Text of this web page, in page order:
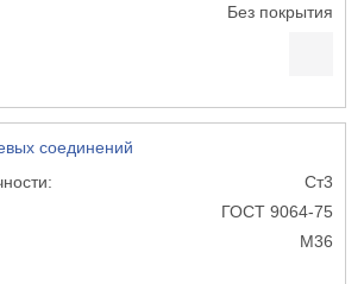
Без покрытия
соединений
Ст3
ГОСТ 9064-75
М36